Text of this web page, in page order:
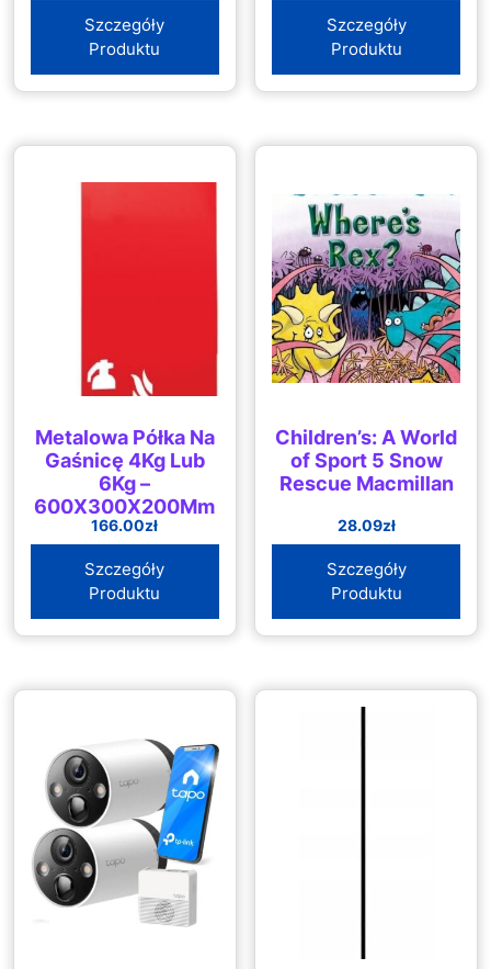
B09FKFHXVB
Szczegóły
Produktu
Szczegóły
Produktu
Metalowa Półka Na
Gaśnicę 4Kg Lub
6Kg –
600X300X200Mm
166.00zł
Szczegóły
Produktu
Children’s: A World
of Sport 5 Snow
Rescue Macmillan
28.09zł
Szczegóły
Produktu